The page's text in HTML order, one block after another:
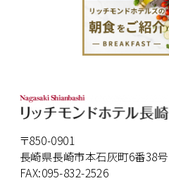
〒850-0901
長崎県長崎市本石灰町6番38号
FAX:095-832-2526